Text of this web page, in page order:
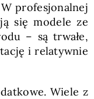
profesjonalnej
się modele ze
– są trwałe,
i relatywnie
Wiele z